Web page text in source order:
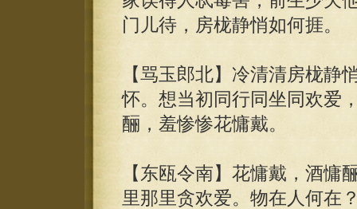
门儿待，房栊静悄如何捱。
【骂玉郎北】冷清清房栊静
怀。想当初同行同坐同欢爱
酾，羞惨惨花慵戴。
【东瓯令南】花慵戴，酒慵
里那里贪欢爱。物在人何在